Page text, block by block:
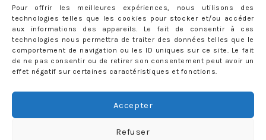
Pour offrir les meilleures expériences, nous utilisons des
technologies telles que les cookies pour stocker et/ou accéder
aux informations des appareils. Le fait de consentir à ces
technologies nous permettra de traiter des données telles que le
comportement de navigation ou les ID uniques sur ce site. Le fait
de ne pas consentir ou de retirer son consentement peut avoir un
effet négatif sur certaines caractéristiques et fonctions.
Accepter
Refuser
ABONNEMENT
Adresse
Rejoignez les 398 autres abonnés